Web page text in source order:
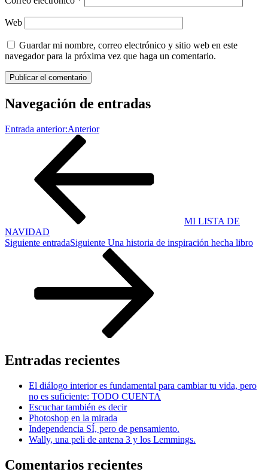
Web
Guardar mi nombre, correo electrónico y sitio web en este
navegador para la próxima vez que haga un comentario.
Navegación de entradas
Entrada anterior:Anterior
MI LISTA DE
NAVIDAD
Siguiente entradaSiguiente Una historia de inspiración hecha libro
Entradas recientes
El diálogo interior es fundamental para cambiar tu vida, pero
no es suficiente: TODO CUENTA
Escuchar también es decir
Photoshop en la mirada
Independencia SÍ, pero de pensamiento.
Wally, una peli de antena 3 y los Lemmings.
Comentarios recientes